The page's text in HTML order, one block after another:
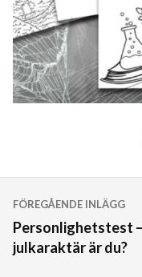
FÖREGÅENDE INLÄGG
Personlighetstest
julkaraktär är du?